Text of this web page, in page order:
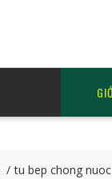
tu bep chong nuoc